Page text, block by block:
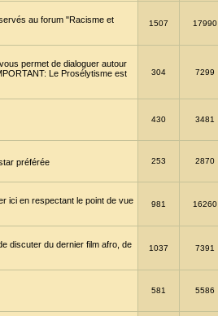
au forum "Racisme et
1507 17990
permet de dialoguer autour
Le Prosélytisme est
304 7299
430 3481
préférée 253 2870
ici en respectant le point de vue
981 16260
discuter du dernier film afro, de
1037 7391
581 5586